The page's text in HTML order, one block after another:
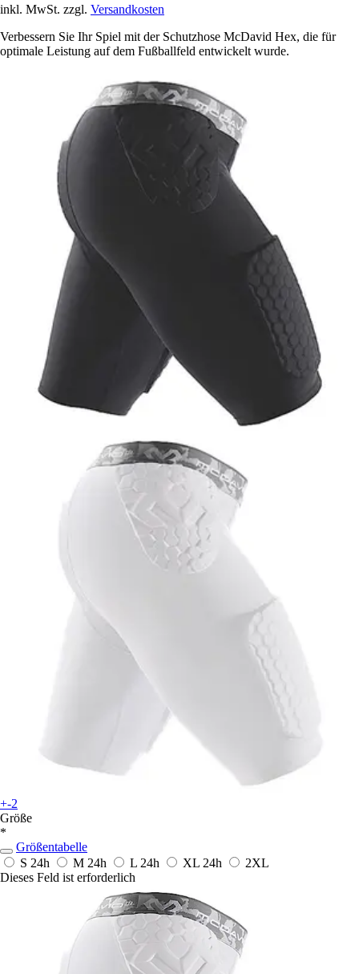
inkl. MwSt. zzgl. Versandkosten
Verbessern Sie Ihr Spiel mit der Schutzhose McDavid Hex, die für
optimale Leistung auf dem Fußballfeld entwickelt wurde.
+-2
Größe
*
Größentabelle
S 24h M 24h L 24h XL 24h
2XL
Dieses Feld ist erforderlich